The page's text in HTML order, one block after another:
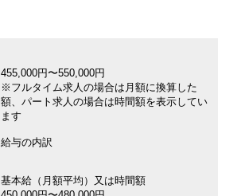
455,000円〜550,000円
※フルタイム求人の場合は月額に換算した
額、パート求人の場合は時間額を表示してい
ます
給与の内訳
基本給（月額平均）又は時間額